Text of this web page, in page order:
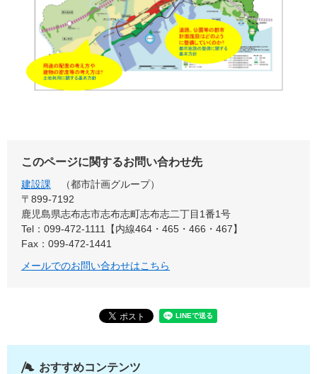
このページに関するお問い合わせ先
建設課
都市計画グループ
〒899-7192
鹿児島県志布志市志布志町志布志二丁目1番1号
Tel：099-472-1111【内線464・465・466・467】
Fax：099-472-1441
メールでのお問い合わせはこちら
おすすめコンテンツ